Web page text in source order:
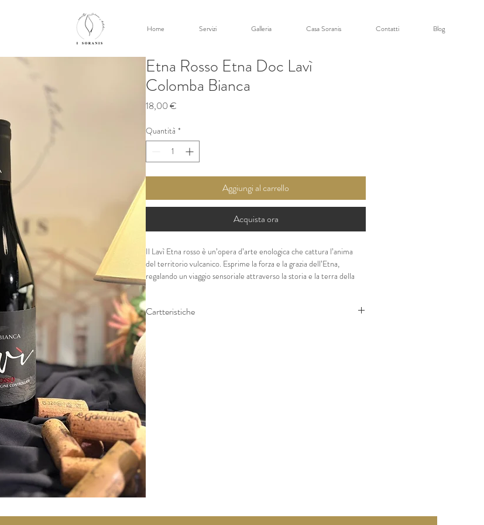
Home Servizi Galleria Casa Soranis Contatti Blog
Etna Rosso Etna Doc Lavì
Colomba Bianca
18,00 €
Quantità *
Aggiungi al carrello
Acquista ora
Il Lavì Etna rosso è un’opera d’arte enologica che cattura l’anima
del territorio vulcanico. Esprime la forza e la grazia dell’Etna,
regalando un viaggio sensoriale attraverso la storia e la terra della
Cartteristiche